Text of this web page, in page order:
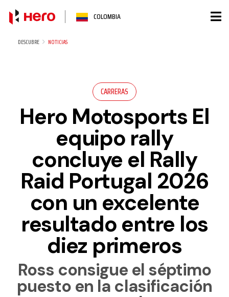
contenido
COLOMBIA
DESCUBRE NOTICIAS
CARRERAS
Hero Motosports El
equipo rally
concluye el Rally
Raid Portugal 2026
con un excelente
resultado entre los
diez primeros
Ross consigue el séptimo
puesto en la clasificación